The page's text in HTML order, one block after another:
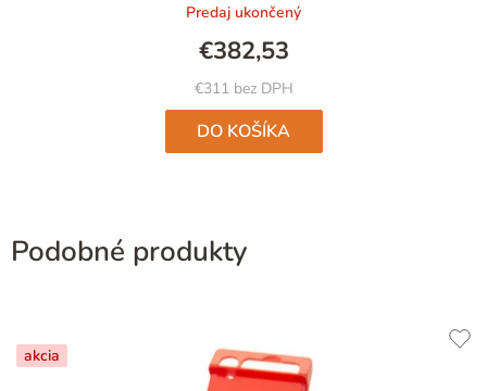
Predaj ukončený
€311 bez DPH
€382,53
DO KOŠÍKA
Podobné produkty
akcia